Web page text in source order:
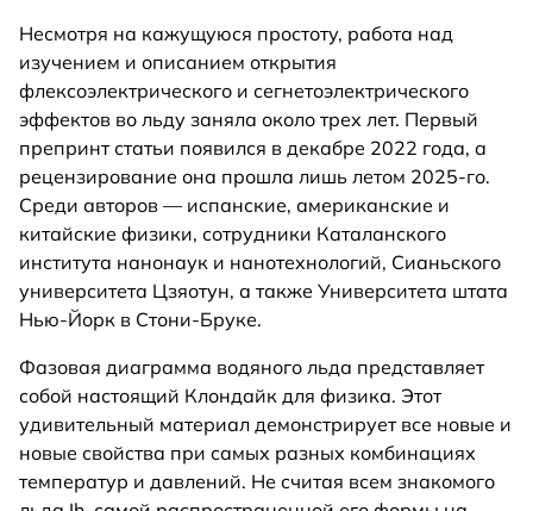
Несмотря на кажущуюся простоту, работа над
изучением и описанием открытия
флексоэлектрического и сегнетоэлектрического
эффектов во льду заняла около трех лет. Первый
препринт статьи появился в декабре 2022 года, а
рецензирование она прошла лишь летом 2025-го.
Среди авторов — испанские, американские и
китайские физики, сотрудники Каталанского
института нанонаук и нанотехнологий, Сианьского
университета Цзяотун, а также Университета штата
Нью-Йорк в Стони-Бруке.
Фазовая диаграмма водяного льда представляет
собой настоящий Клондайк для физика. Этот
удивительный материал демонстрирует все новые и
новые свойства при самых разных комбинациях
температур и давлений. Не считая всем знакомого